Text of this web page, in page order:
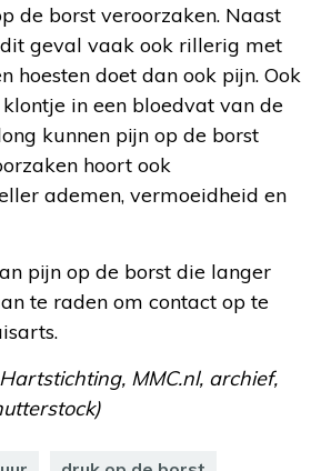
de borst veroorzaken. Naast
geval vaak ook rillerig met
hoesten doet dan ook pijn. Ook
in een bloedvat van de
kunnen pijn op de borst
hoort ook
ademen, vermoeidheid en
pijn op de borst die langer
te raden om contact op te
MMC.nl, archief,